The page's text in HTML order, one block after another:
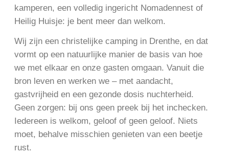
kamperen, een volledig ingericht Nomadennest of
Heilig Huisje: je bent meer dan welkom.
Wij zijn een christelijke camping in Drenthe, en dat
vormt op een natuurlijke manier de basis van hoe
we met elkaar en onze gasten omgaan. Vanuit die
bron leven en werken we – met aandacht,
gastvrijheid en een gezonde dosis nuchterheid.
Geen zorgen: bij ons geen preek bij het inchecken.
Iedereen is welkom, geloof of geen geloof. Niets
moet, behalve misschien genieten van een beetje
rust.